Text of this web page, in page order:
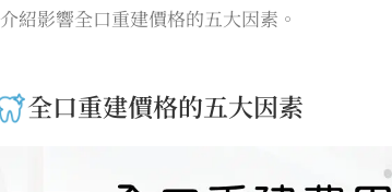
介紹影響全口重建價格的五大因素。
全口重建價格的五大因素